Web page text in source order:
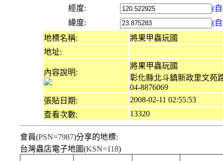
經度:
(
緯度:
(
地標名稱:
將果甲蟲玩國
地址:
內容說明:
將果甲蟲玩國
彰化縣北斗鎮新政里文苑
04-8876069
張貼日期:
2008-02-11 02:55:53
查看次數:
13320
會員(PSN=7987)分享的地標:
台灣蟲店電子地圖(KSN=118)